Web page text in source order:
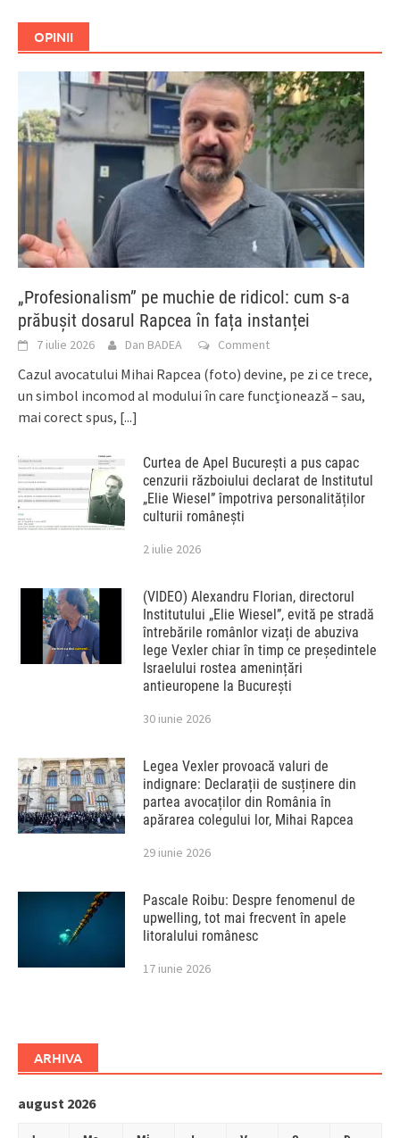
OPINII
„Profesionalism” pe muchie de ridicol: cum s-a
prăbușit dosarul Rapcea în fața instanței
7 iulie 2026 Dan BADEA Comment
Cazul avocatului Mihai Rapcea (foto) devine, pe zi ce trece,
un simbol incomod al modului în care funcționează – sau,
mai corect spus, [...]
Curtea de Apel București a pus capac
cenzurii războiului declarat de Institutul
„Elie Wiesel” împotriva personalităților
culturii românești
2 iulie 2026
(VIDEO) Alexandru Florian, directorul
Institutului „Elie Wiesel”, evită pe stradă
întrebările românlor vizați de abuziva
lege Vexler chiar în timp ce președintele
Israelului rostea amenințări
antieuropene la București
30 iunie 2026
Legea Vexler provoacă valuri de
indignare: Declarații de susținere din
partea avocaților din România în
apărarea colegului lor, Mihai Rapcea
29 iunie 2026
Pascale Roibu: Despre fenomenul de
upwelling, tot mai frecvent în apele
litoralului românesc
17 iunie 2026
ARHIVA
august 2026